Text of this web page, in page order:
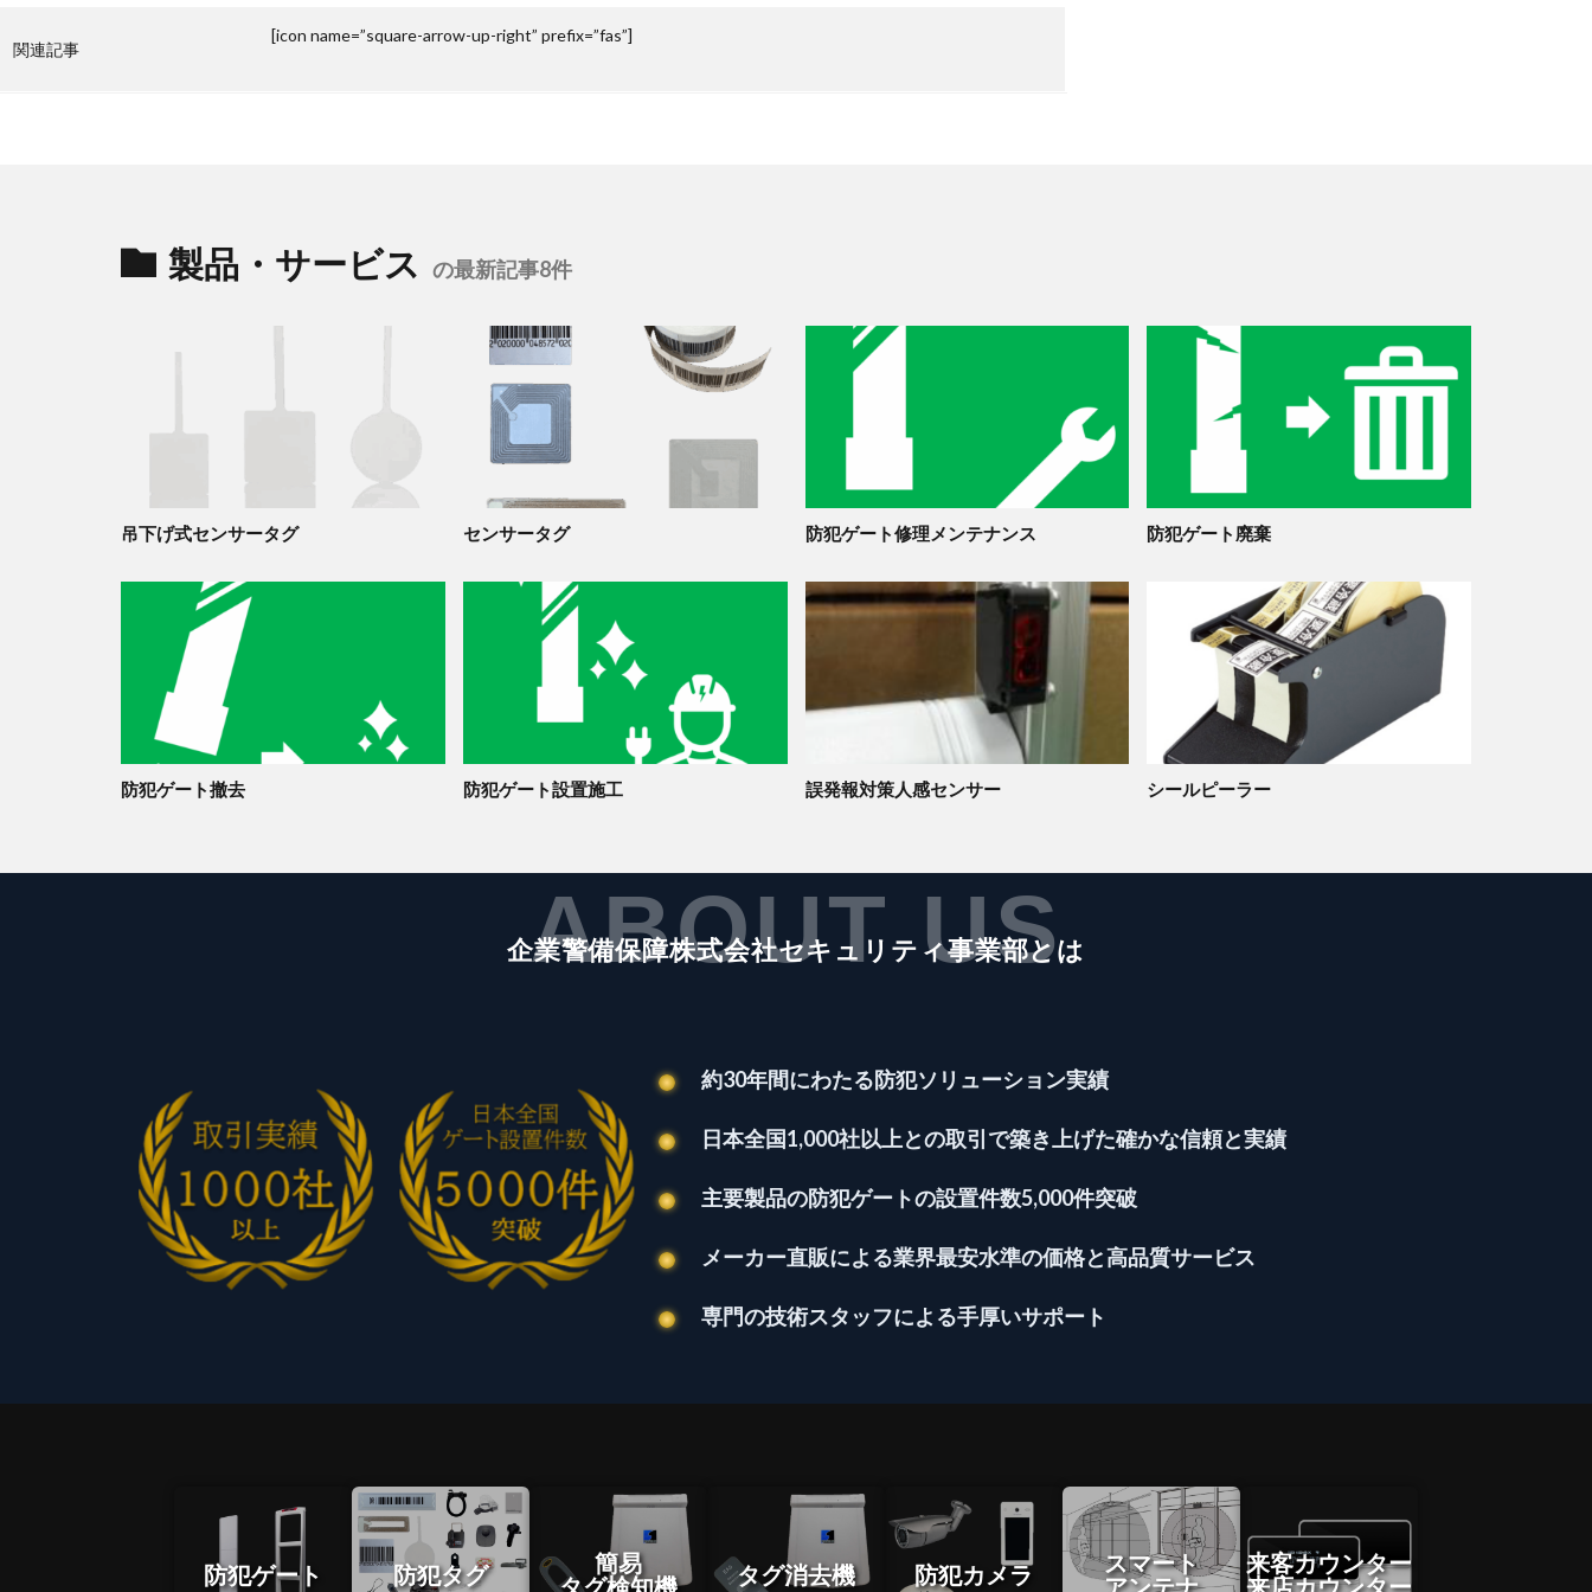
関連記事
[icon name=”square-arrow-up-right” prefix=”fas”]
製品・サービス の最新記事8件
吊下げ式センサータグ センサータグ 防犯ゲート修理メンテナンス 防犯ゲート廃棄
防犯ゲート撤去 防犯ゲート設置施工 誤発報対策人感センサー シールピーラー
ABOUT US
企業警備保障株式会社セキュリティ事業部とは
約30年間にわたる防犯ソリューション実績
日本全国1,000社以上との取引で築き上げた確かな信頼と実績
主要製品の防犯ゲートの設置件数5,000件突破
メーカー直販による業界最安水準の価格と高品質サービス
専門の技術スタッフによる手厚いサポート
防犯ゲート 防犯タグ 簡易 タグ消去機 防犯カメラ スマート 来客カウンター